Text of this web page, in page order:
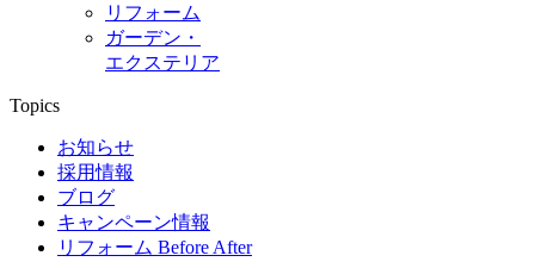
リフォーム
ガーデン・
エクステリア
Topics
お知らせ
採用情報
ブログ
キャンペーン情報
リフォーム Before After